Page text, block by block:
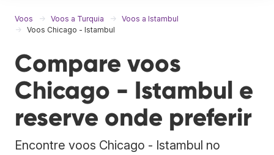
Voos Voos a Turquia
Voos a Istambul
Voos Chicago - Istambul
Compare voos
Chicago - Istambul e
reserve onde preferir
Encontre voos Chicago - Istambul no